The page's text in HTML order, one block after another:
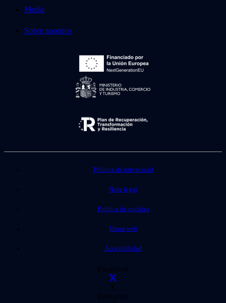
Media
Sobre nosotros
Política de privacidad
Nota legal
Política de cookies
Mapa web
Accesibilidad
Facebook
X
Instagram